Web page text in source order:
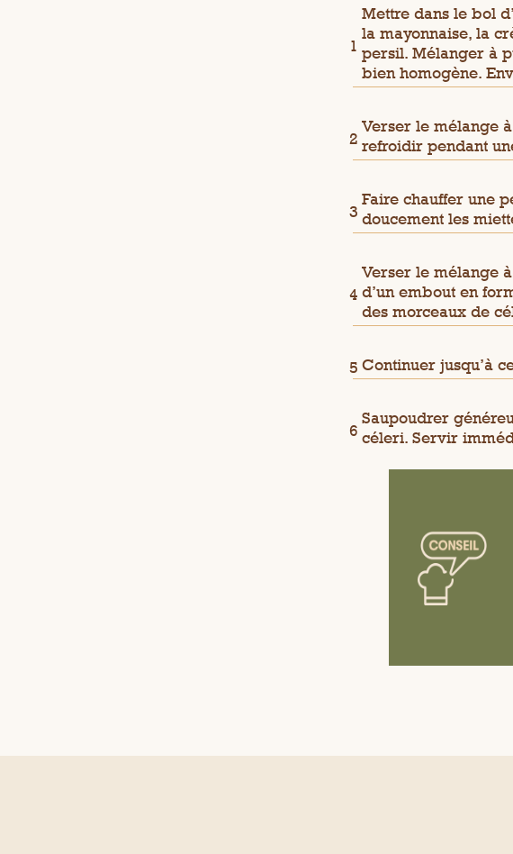
Mettre dans le bol
la mayonnaise, la
persil. Mélanger à
bien homogène.
Verser le mélange
refroidir pendant
Faire chauffer une
doucement les
Verser le mélange
d’un embout en
des morceaux de
Continuer jusqu’à
Saupoudrer
céleri. Servir